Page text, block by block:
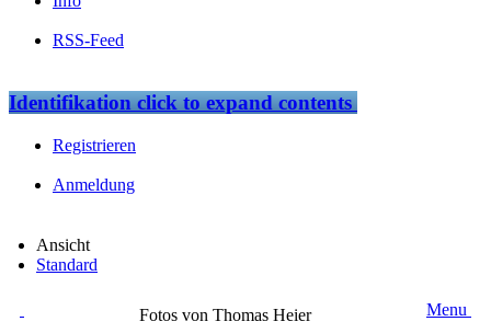
RSS-Feed
Identifikationclick to expand contents
Registrieren
Anmeldung
Ansicht
Standard
Fotos von Thomas Heier Menu